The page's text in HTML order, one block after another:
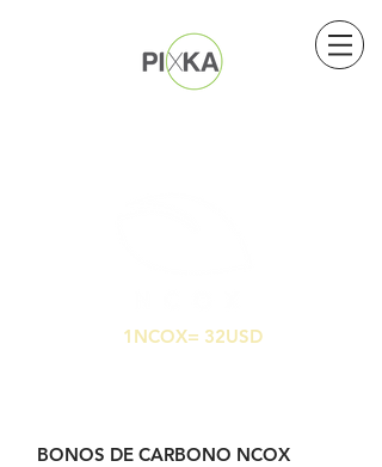
1NCOX= 32USD
BONOS DE CARBONO NCOX